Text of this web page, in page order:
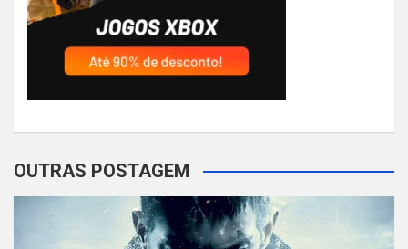
OUTRAS POSTAGEM